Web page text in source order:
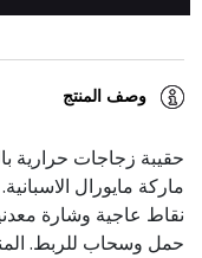
وصف المنتج
حقيبة زجاجات حرارية
ماركة مايورال
نقاط عاجية وشارة
حمل وسحاب للربط.